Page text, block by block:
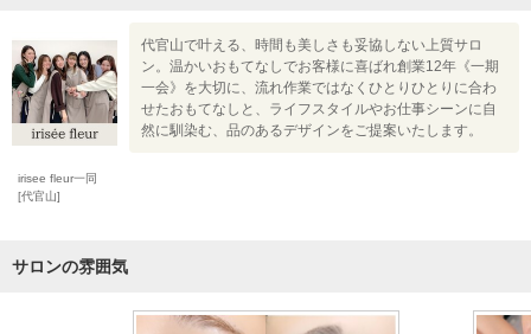
irisee fleur一同
[代官山]
代官山で叶える、時間も美しさも妥協しない上質サロ
ン。温かいおもてなしでお客様に喜ばれ創業12年《一期
一会》を大切に、流れ作業ではなくひとりひとりに合わ
せたおもてなしと、ライフスタイルやお仕事シーンに自
然に馴染む、品のあるデザインをご提案いたします。
サロンの雰囲気